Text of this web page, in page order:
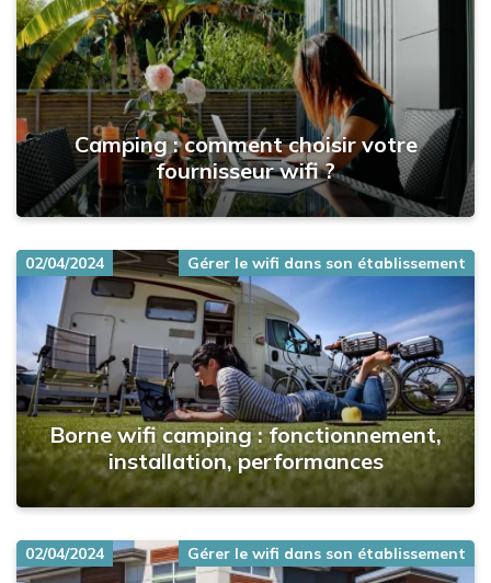
Camping : comment choisir votre
fournisseur wifi ?
Borne wifi camping : fonctionnement,
installation, performances
02/04/2024 Gérer le wifi dans son établissement
02/04/2024 Gérer le wifi dans son établissement